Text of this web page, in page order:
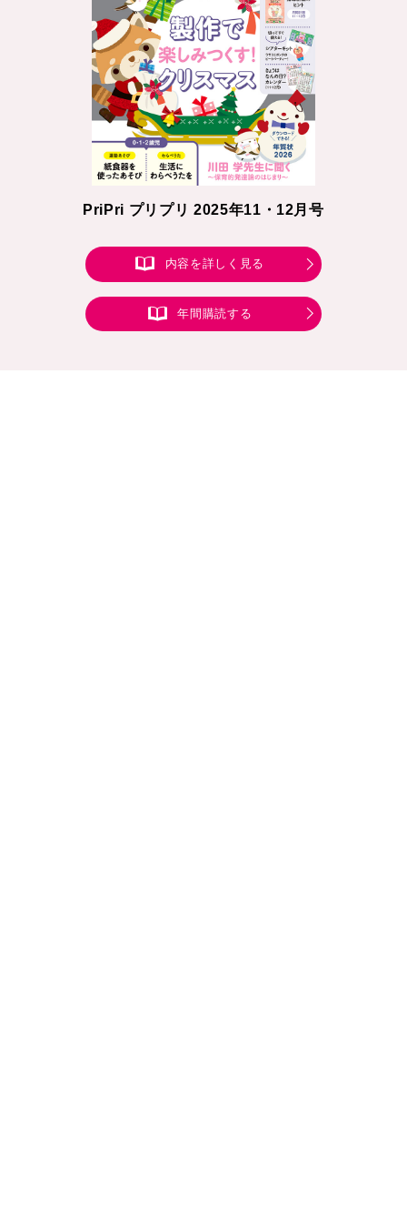
PriPri プリプリ 2025年11・12月号
内容を詳しく見る
年間購読する